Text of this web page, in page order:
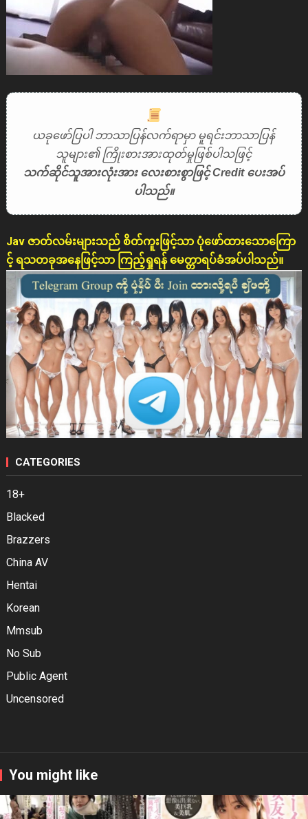
ယခုဖော်ပြပါ ဘာသာပြန်လက်ရာမှာ မူရင်းဘာသာပြန်
သူများ၏ ကြိုးစားအားထုတ်မှုဖြစ်ပါသဖြင့်
သက်ဆိုင်သူအားလုံးအား လေးစားစွာဖြင့် Credit ပေးအပ်
ပါသည်။
Jav ဇာတ်လမ်းများသည် စိတ်ကူးဖြင့်သာ ပုံဖော်ထားသောကြော
င့် ရသတခုအနေဖြင့်သာ ကြည့်ရှုရန် မေတ္တာရပ်ခံအပ်ပါသည်။
CATEGORIES
18+
Blacked
Brazzers
China AV
Hentai
Korean
Mmsub
No Sub
Public Agent
Uncensored
You might like